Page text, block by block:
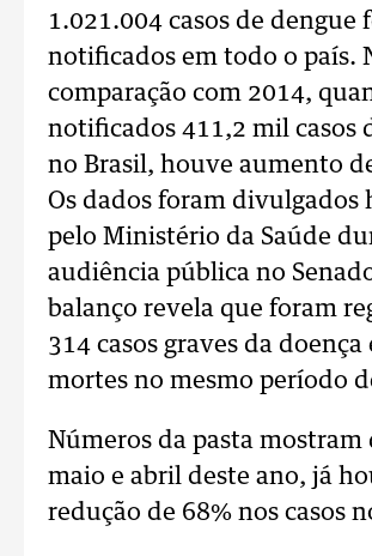
1.021.004 casos de dengue
notificados em todo o país.
comparação com 2014,
notificados 411,2 mil casos
no Brasil, houve aumento
Os dados foram divulgados
pelo Ministério da Saúde
audiência pública no
balanço revela que foram
314 casos graves da doença
mortes no mesmo período
Números da pasta mostram
maio e abril deste ano, já
redução de 68% nos casos